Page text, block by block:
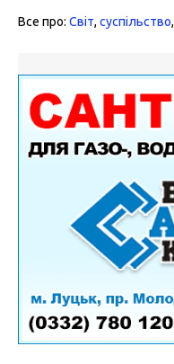
Все про: Світ, суспільство,